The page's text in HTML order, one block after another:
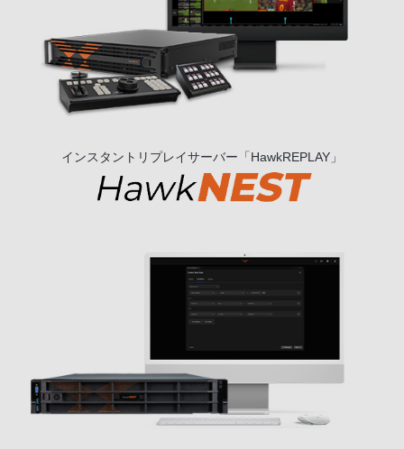
インスタントリプレイサーバー「HawkREPLAY」